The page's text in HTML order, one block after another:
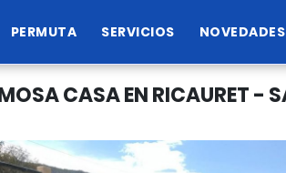
PERMUTA SERVICIOS NOVEDADES
CASA EN RICAURET -